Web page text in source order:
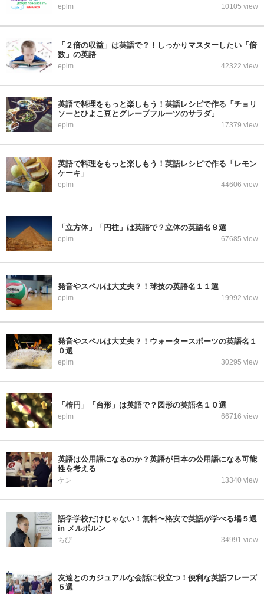
eplm 10105 view
「２倍の収益」は英語で？！しっかりマスターしたい「倍
数」の英語
eplm 42322 view
英語で料理をもっと楽しもう！英語レシピで作る「チョリ
ソーとひよこ豆とグレープフルーツのサラダ」
eplm 17379 view
英語で料理をもっと楽しもう！英語レシピで作る「レモン
ケーキ」
eplm 44606 view
「立方体」「円柱」は英語で？立体の英語名８選
eplm 67685 view
発音やスペルは大丈夫？！球技の英語名１１選
eplm 19992 view
発音やスペルは大丈夫？！ウォータースポーツの英語名１
０選
eplm 30295 view
「楕円」「台形」は英語で？図形の英語名１０選
eplm 66716 view
英語は公用語になるのか？英語が日本の公用語になる可能
性を考える
ケン 13340 view
語学学校だけじゃない！無料〜格安で英語が学べる場５選
in メルボルン
ちび 34991 view
友達とのカジュアルな会話に役立つ！便利な英語フレーズ
５選